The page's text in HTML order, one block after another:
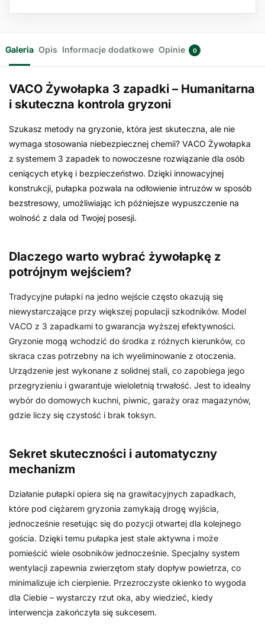
Galeria Opis Informacje dodatkowe Opinie 0
VACO Żywołapka 3 zapadki – Humanitarna
i skuteczna kontrola gryzoni
Szukasz metody na gryzonie, która jest skuteczna, ale nie
wymaga stosowania niebezpiecznej chemii? VACO Żywołapka
z systemem 3 zapadek to nowoczesne rozwiązanie dla osób
ceniących etykę i bezpieczeństwo. Dzięki innowacyjnej
konstrukcji, pułapka pozwala na odłowienie intruzów w sposób
bezstresowy, umożliwiając ich późniejsze wypuszczenie na
wolność z dala od Twojej posesji.
Dlaczego warto wybrać żywołapkę z
potrójnym wejściem?
Tradycyjne pułapki na jedno wejście często okazują się
niewystarczające przy większej populacji szkodników. Model
VACO z 3 zapadkami to gwarancja wyższej efektywności.
Gryzonie mogą wchodzić do środka z różnych kierunków, co
skraca czas potrzebny na ich wyeliminowanie z otoczenia.
Urządzenie jest wykonane z solidnej stali, co zapobiega jego
przegryzieniu i gwarantuje wieloletnią trwałość. Jest to idealny
wybór do domowych kuchni, piwnic, garaży oraz magazynów,
gdzie liczy się czystość i brak toksyn.
Sekret skuteczności i automatyczny
mechanizm
Działanie pułapki opiera się na grawitacyjnych zapadkach,
które pod ciężarem gryzonia zamykają drogę wyjścia,
jednocześnie resetując się do pozycji otwartej dla kolejnego
gościa. Dzięki temu pułapka jest stale aktywna i może
pomieścić wiele osobników jednocześnie. Specjalny system
wentylacji zapewnia zwierzętom stały dopływ powietrza, co
minimalizuje ich cierpienie. Przezroczyste okienko to wygoda
dla Ciebie – wystarczy rzut oka, aby wiedzieć, kiedy
interwencja zakończyła się sukcesem.